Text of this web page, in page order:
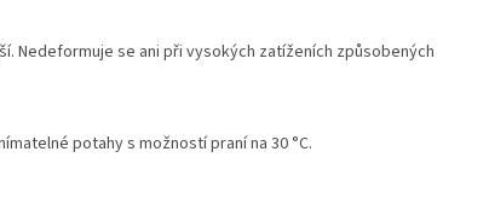
Nedeformuje se ani při vysokých zatíženích způsobených
potahy s možností praní na 30 °C.